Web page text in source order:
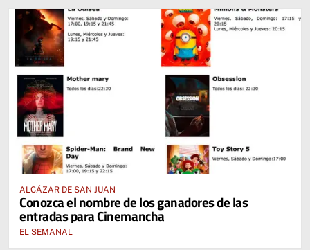
ALCÁZAR DE SAN JUAN
Conozca el nombre de los ganadores de las
entradas para Cinemancha
EL SEMANAL